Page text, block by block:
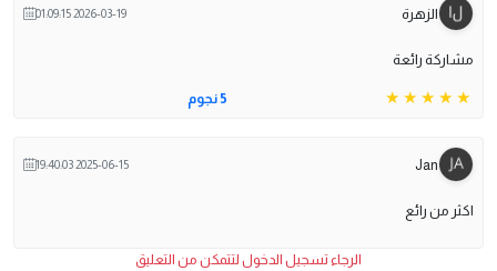
الزهرة 2026-03-19 01:09:15
مشاركة رائعة
5 نجوم
Jan
2025-06-15 19:40:03
اكثر من رائع
الرجاء تسجيل الدخول لتتمكن من التعليق